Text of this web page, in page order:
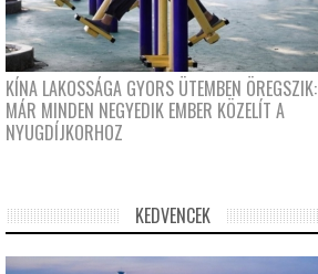
KÍNA LAKOSSÁGA GYORS ÜTEMBEN ÖREGSZIK:
MÁR MINDEN NEGYEDIK EMBER KÖZELÍT A
NYUGDÍJKORHOZ
KEDVENCEK